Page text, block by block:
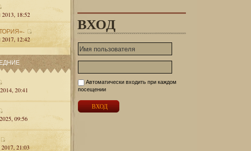
18:52
12:42
20:41
09:56
21:03
ВХОД
Автоматически входить при каждом
посещении